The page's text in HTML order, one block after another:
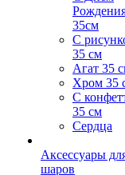
35см
C
35 см
Агат 35
Хром 35
С
35 см
Сердца
Аксессуары
шаров